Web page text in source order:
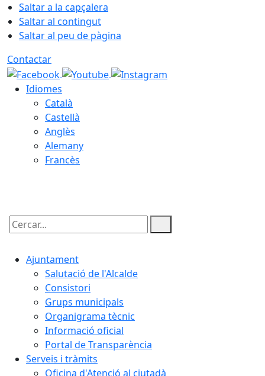
Saltar a la capçalera
Saltar al contingut
Saltar al peu de pàgina
Contactar
Idiomes
Català
Castellà
Anglès
Alemany
Francès
Cercar:
Ajuntament
Salutació de l'Alcalde
Consistori
Grups municipals
Organigrama tècnic
Informació oficial
Portal de Transparència
Serveis i tràmits
Oficina d'Atenció al ciutadà